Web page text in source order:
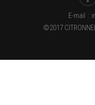
E-mail :
©2017